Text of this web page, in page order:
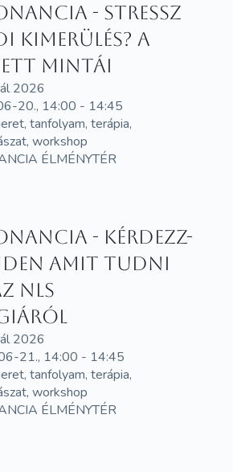
- Stressz
kimerülés? A
mintái
2026
20., 14:00 - 14:45
tanfolyam, terápia,
workshop
ÉLMÉNYTÉR
- Kérdezz-
amit tudni
NLS
2026
21., 14:00 - 14:45
tanfolyam, terápia,
workshop
ÉLMÉNYTÉR